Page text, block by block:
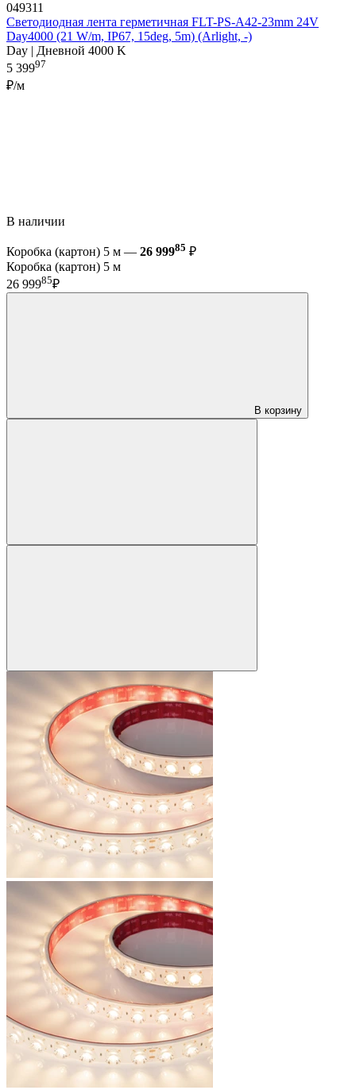
049311
Светодиодная лента герметичная FLT-PS-A42-23mm 24V
Day4000 (21 W/m, IP67, 15deg, 5m) (Arlight, -)
Day | Дневной 4000 K
5 39997
₽/м
В наличии
Коробка (картон) 5 м — 26 99985 ₽
Коробка (картон) 5 м
26 99985₽
В корзину